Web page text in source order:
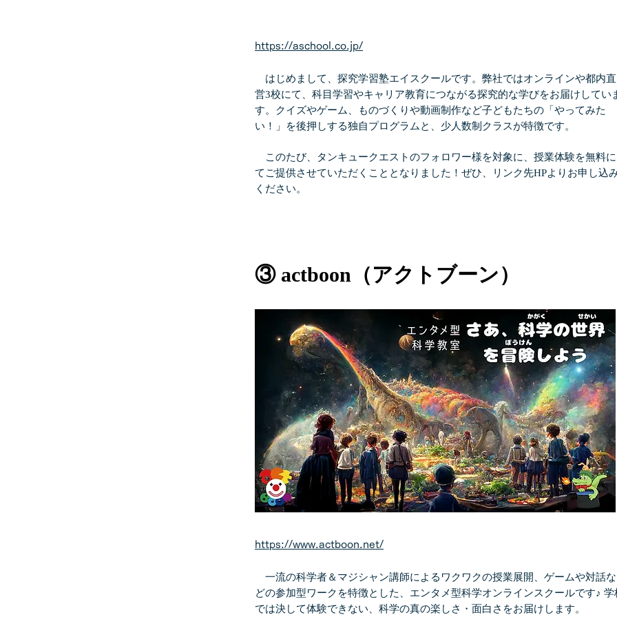
https://aschool.co.jp/
はじめまして、探究学習塾エイスクールです。弊社ではオンラインや都内直
営3校にて、科目学習やキャリア教育につながる探究的な学びをお届けしてい
す。クイズやゲーム、ものづくりや動画制作など子どもたちの「やってみた
い！」を後押しする独自プログラムと、少人数制クラスが特徴です。
このたび、タンキュークエストのフォロワー様を対象に、授業体験を無料に
てご提供させていただくこととなりました！ぜひ、リンク先HPよりお申し込
ください。
③ actboon（アクトブーン）
https://www.actboon.net/
一流の科学者＆マジシャン講師によるワクワクの授業展開、ゲームや対話な
どの参加型ワークを特徴とした、エンタメ型科学オンラインスクールです♪ 学
では決して体験できない、科学の真の楽しさ・面白さをお届けします。